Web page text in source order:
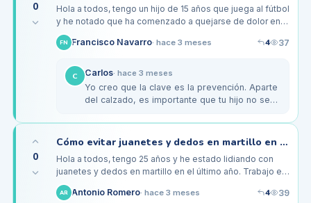
0
Hola a todos, tengo un hijo de 15 años que juega al fútbol
y he notado que ha comenzado a quejarse de dolor en
los pies. Me preocupa que pueda desarrollar juanetes o
dedos en…
FN Francisco Navarro· hace 3 meses 4 37
C Carlos· hace 3 meses
Yo creo que la clave es la prevención. Aparte
del calzado, es importante que tu hijo no se
enfriamiento después de los…
0
Cómo evitar juanetes y dedos en martillo en mujeres jóvenes
Hola a todos, tengo 25 años y he estado lidiando con
juanetes y dedos en martillo en el último año. Trabajo en
una oficina y, aunque trato de usar zapatos cómodos, mi
elección de…
AR Antonio Romero· hace 3 meses 4 39